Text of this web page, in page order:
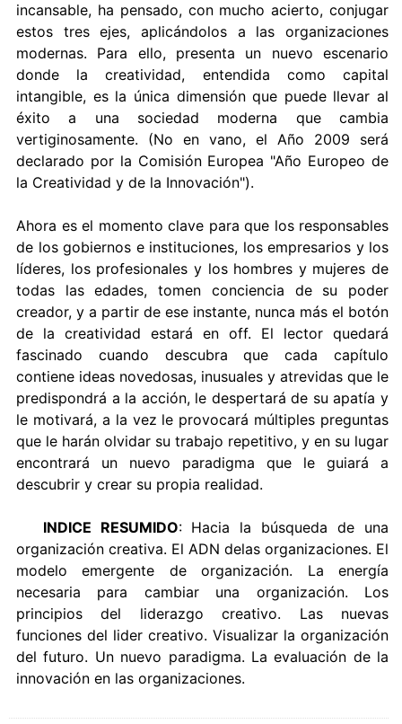
incansable, ha pensado, con mucho acierto, conjugar
estos tres ejes, aplicándolos a las organizaciones
modernas. Para ello, presenta un nuevo escenario
donde la creatividad, entendida como capital
intangible, es la única dimensión que puede llevar al
éxito a una sociedad moderna que cambia
vertiginosamente. (No en vano, el Año 2009 será
declarado por la Comisión Europea "Año Europeo de
la Creatividad y de la Innovación").
Ahora es el momento clave para que los responsables
de los gobiernos e instituciones, los empresarios y los
líderes, los profesionales y los hombres y mujeres de
todas las edades, tomen conciencia de su poder
creador, y a partir de ese instante, nunca más el botón
de la creatividad estará en off. El lector quedará
fascinado cuando descubra que cada capítulo
contiene ideas novedosas, inusuales y atrevidas que le
predispondrá a la acción, le despertará de su apatía y
le motivará, a la vez le provocará múltiples preguntas
que le harán olvidar su trabajo repetitivo, y en su lugar
encontrará un nuevo paradigma que le guiará a
descubrir y crear su propia realidad.
INDICE RESUMIDO: Hacia la búsqueda de una
organización creativa. El ADN delas organizaciones. El
modelo emergente de organización. La energía
necesaria para cambiar una organización. Los
principios del liderazgo creativo. Las nuevas
funciones del lider creativo. Visualizar la organización
del futuro. Un nuevo paradigma. La evaluación de la
innovación en las organizaciones.